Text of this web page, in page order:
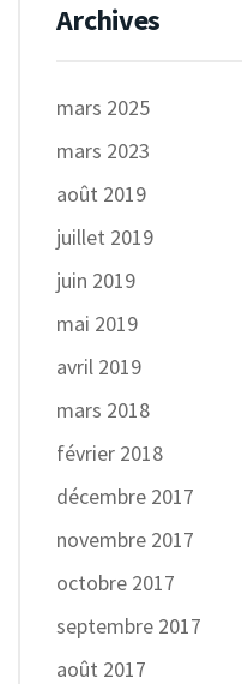
Archives
mars 2025
mars 2023
août 2019
juillet 2019
juin 2019
mai 2019
avril 2019
mars 2018
février 2018
décembre 2017
novembre 2017
octobre 2017
septembre 2017
août 2017